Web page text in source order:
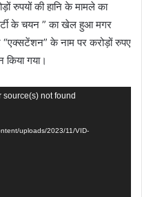
रुपयों की हानि के मामले का
के चयन ” का खेल हुआ मगर
“एक्सटेंशन” के नाम पर करोड़ों रुपए
गया।
source(s) not found
uploads/2023/11/VID-